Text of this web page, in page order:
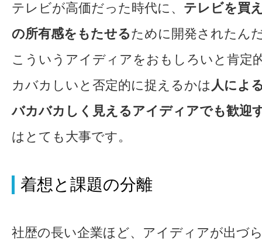
テレビが高価だった時代に、 テレビを買
の所有感をもたせるために開発されたん
こういうアイディアをおもしろいと肯定
カバカしいと否定的に捉えるかは 人によ
バカバカしく見えるアイディアでも歓迎
はとても大事です。
着想と課題の分離
社歴の長い企業ほど、アイディアが出づ